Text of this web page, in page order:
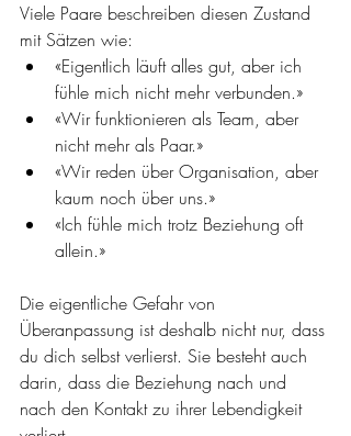
Viele Paare beschreiben diesen Zustand
mit Sätzen wie:
«Eigentlich läuft alles gut, aber ich
fühle mich nicht mehr verbunden.»
«Wir funktionieren als Team, aber
nicht mehr als Paar.»
«Wir reden über Organisation, aber
kaum noch über uns.»
«Ich fühle mich trotz Beziehung oft
allein.»
Die eigentliche Gefahr von
Überanpassung ist deshalb nicht nur, dass
du dich selbst verlierst. Sie besteht auch
darin, dass die Beziehung nach und
nach den Kontakt zu ihrer Lebendigkeit